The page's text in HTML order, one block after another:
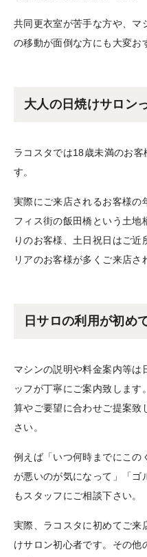
共同更衣室が苦手な方や、マ
の移動が面倒な方にも大変お
大人の日焼けサロン
ラコスタでは18歳未満のお
す。
実際にご来店されるお客様の
フィス街の飯田橋という土地
りのお客様、土日祝日はご
リアのお客様が多くご来店さ
日サロの利用が初め
マシンの説明や料金案内等は
ッフが丁寧にご案内致しま
算やご要望に合わせご提案致
さい。
例えば「いつ何時までにこの
が悪いのが気になって」「ゴ
もスタッフにご相談下さい。
実際、ラコスタに初めてご来
けサロン初心者です。その他